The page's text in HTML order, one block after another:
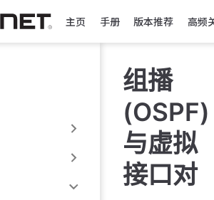
主页 手册 版本推荐 高频
组播
(OSPF)
与虚拟
接口对